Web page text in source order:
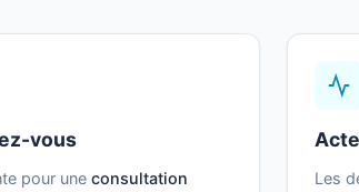
vous
pour uneconsultation
Les